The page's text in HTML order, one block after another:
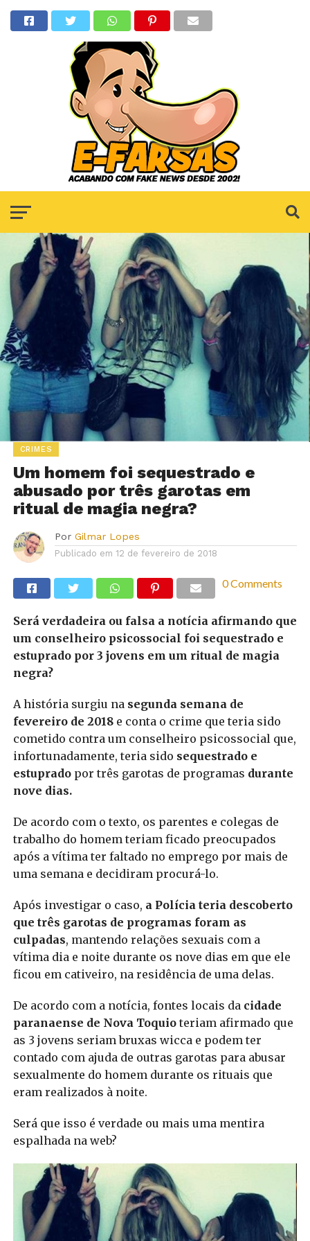
CRIMES
Um homem foi sequestrado e
abusado por três garotas em
ritual de magia negra?
Por Gilmar Lopes
Publicado em 12 de fevereiro de 2018
0 Comments
Será verdadeira ou falsa a notícia afirmando que
um conselheiro psicossocial foi sequestrado e
estuprado por 3 jovens em um ritual de magia
negra?
A história surgiu na segunda semana de
fevereiro de 2018e conta o crime que teria sido
cometido contra um conselheiro psicossocial que,
infortunadamente, teria sido sequestrado e
estupradopor três garotas de programas durante
nove dias.
De acordo com o texto, os parentes e colegas de
trabalho do homem teriam ficado preocupados
após a vítima ter faltado no emprego por mais de
uma semana e decidiram procurá-lo.
Após investigar o caso, a Polícia teria descoberto
que três garotas de programas foram as
culpadas, mantendo relações sexuais com a
vítima dia e noite durante os nove dias em que ele
ficou em cativeiro, na residência de uma delas.
De acordo com a notícia, fontes locais da cidade
paranaense de Nova Toquioteriam afirmado que
as 3 jovens seriam bruxas wicca e podem ter
contado com ajuda de outras garotas para abusar
sexualmente do homem durante os rituais que
eram realizados à noite.
Será que isso é verdade ou mais uma mentira
espalhada na web?